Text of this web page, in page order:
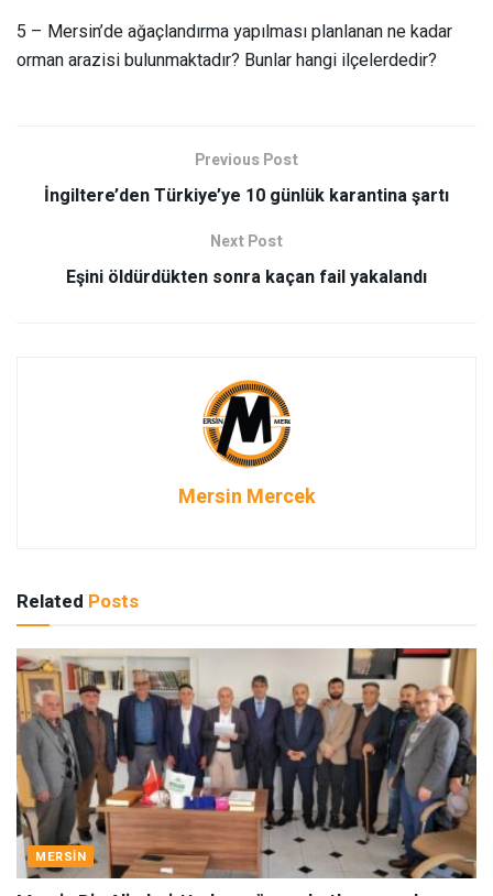
5 – Mersin’de ağaçlandırma yapılması planlanan ne kadar
orman arazisi bulunmaktadır? Bunlar hangi ilçelerdedir?
Previous Post
İngiltere’den Türkiye’ye 10 günlük karantina şartı
Next Post
Eşini öldürdükten sonra kaçan fail yakalandı
Mersin Mercek
Related Posts
MERSIN